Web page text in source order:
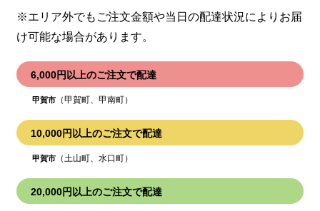
※エリア外でもご注文金額や当日の配達状況により お届
け可能な場合があります。
6,000円以上のご注文で配達
甲賀市 （甲賀町、甲南町）
10,000円以上のご注文で配達
甲賀市 （土山町、水口町）
20,000円以上のご注文で配達